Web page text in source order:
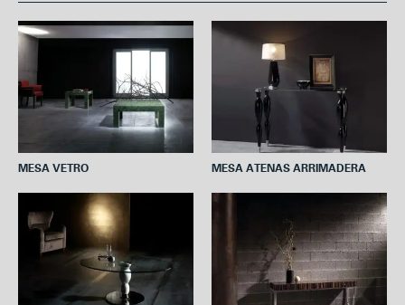
o
o
e
r
r
e
A
p
MESA VETRO MESA ATENAS ARRIMADERA